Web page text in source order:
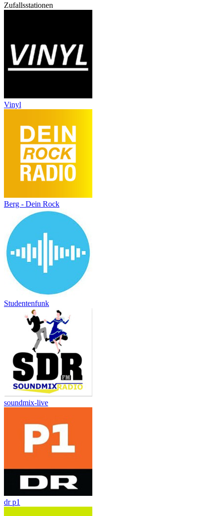
Zufallsstationen
Vinyl
Berg - Dein Rock
Studentenfunk
soundmix-live
dr p1